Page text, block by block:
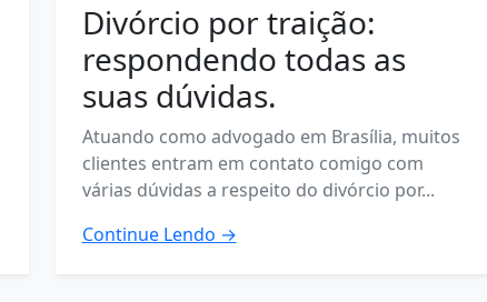
Divórcio por traição:
respondendo todas as
suas dúvidas.
Atuando como advogado em Brasília, muitos
clientes entram em contato comigo com
várias dúvidas a respeito do divórcio por...
Continue Lendo →